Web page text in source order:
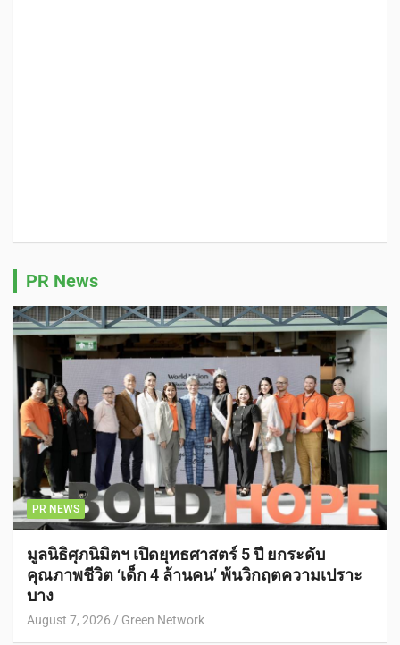
PR News
PR NEWS
มูลนิธิศุภนิมิตฯ เปิดยุทธศาสตร์ 5 ปี ยกระดับ
คุณภาพชีวิต ‘เด็ก 4 ล้านคน’ พ้นวิกฤตความเปราะ
บาง
August 7, 2026 Green Network